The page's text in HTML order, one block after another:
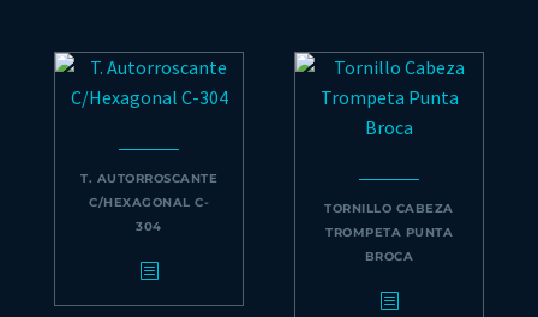
T. AUTORROSCANTE
C/HEXAGONAL C-
304
TORNILLO CABEZA
TROMPETA PUNTA
BROCA